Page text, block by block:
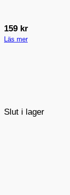
Slut i lager
159 kr
Läs mer